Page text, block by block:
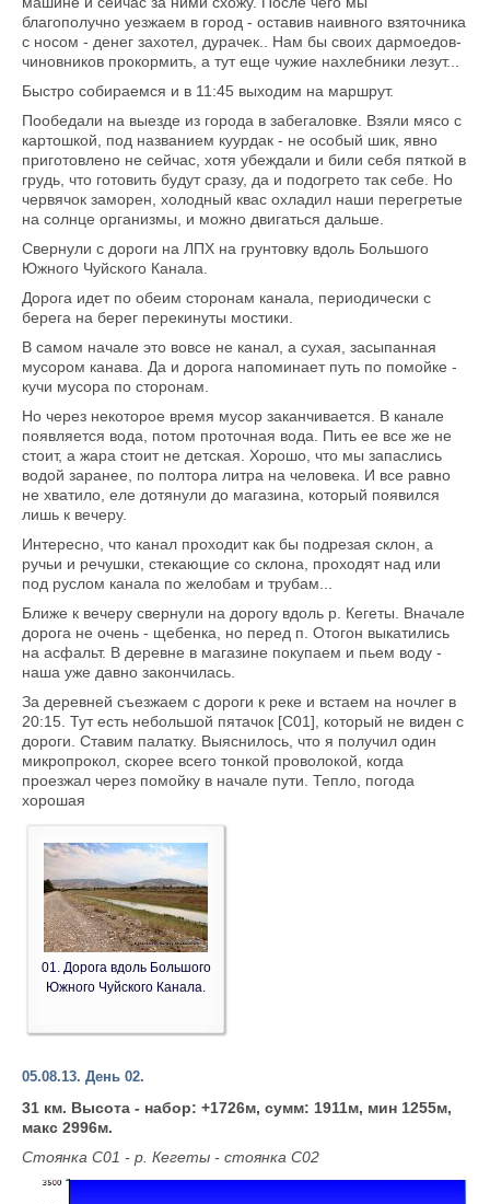
благополучно уезжаем в город - оставив наивного взяточника
с носом - денег захотел, дурачек.. Нам бы своих дармоедов-
чиновников прокормить, а тут еще чужие нахлебники лезут...
Быстро собираемся и в 11:45 выходим на маршрут.
Пообедали на выезде из города в забегаловке. Взяли мясо с
картошкой, под названием куурдак - не особый шик, явно
приготовлено не сейчас, хотя убеждали и били себя пяткой в
грудь, что готовить будут сразу, да и подогрето так себе. Но
червячок заморен, холодный квас охладил наши перегретые
на солнце организмы, и можно двигаться дальше.
Свернули с дороги на ЛПХ на грунтовку вдоль Большого
Южного Чуйского Канала.
Дорога идет по обеим сторонам канала, периодически с
берега на берег перекинуты мостики.
В самом начале это вовсе не канал, а сухая, засыпанная
мусором канава. Да и дорога напоминает путь по помойке -
кучи мусора по сторонам.
Но через некоторое время мусор заканчивается. В канале
появляется вода, потом проточная вода. Пить ее все же не
стоит, а жара стоит не детская. Хорошо, что мы запаслись
водой заранее, по полтора литра на человека. И все равно
не хватило, еле дотянули до магазина, который появился
лишь к вечеру.
Интересно, что канал проходит как бы подрезая склон, а
ручьи и речушки, стекающие со склона, проходят над или
под руслом канала по желобам и трубам...
Ближе к вечеру свернули на дорогу вдоль р. Кегеты. Вначале
дорога не очень - щебенка, но перед п. Отогон выкатились
на асфальт. В деревне в магазине покупаем и пьем воду -
наша уже давно закончилась.
За деревней съезжаем с дороги к реке и встаем на ночлег в
20:15. Тут есть небольшой пятачок [C01], который не виден с
дороги. Ставим палатку. Выяснилось, что я получил один
микропрокол, скорее всего тонкой проволокой, когда
проезжал через помойку в начале пути. Тепло, погода
хорошая
01. Дорога вдоль Большого
Южного Чуйского Канала.
05.08.13. День 02.
31 км. Высота - набор: +1726м, сумм: 1911м, мин 1255м,
макс 2996м.
Стоянка С01 - р. Кегеты - стоянка С02